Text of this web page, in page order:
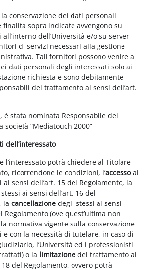
la conservazione dei dati personali
finalità sopra indicate avvengono su
dell’Università e/o su server
di servizi necessari alla gestione
Tali fornitori possono venire a
dati personali degli interessati solo ai
richiesta e sono debitamente
del trattamento ai sensi dell’art.
è stata nominata Responsabile del
società “Mediatouch 2000”
dell’interessato
l’interessato potrà chiedere al Titolare
ricorrendone le condizioni, l’accessoai
sensi dell’art. 15 del Regolamento, la
ai sensi dell’art. 16 del
lacancellazione degli stessi ai sensi
Regolamento (ove quest’ultima non
normativa vigente sulla conservazione
e con la necessità di tutelare, in caso di
l’Università ed i professionisti
o la limitazione del trattamento ai
18 del Regolamento, ovvero potrà